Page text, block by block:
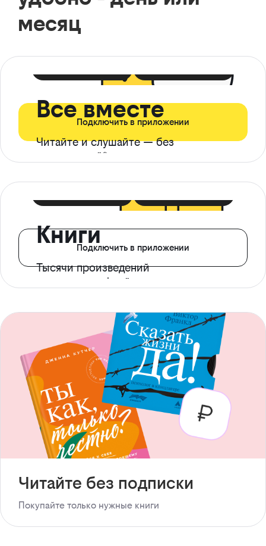
месяц
Все вместе
Читайте и слушайте — без
ограничений*
Подключить в приложении
Книги
Тысячи произведений
с доступом офлайн
Подключить в приложении
Читайте без подписки
Покупайте только нужные книги